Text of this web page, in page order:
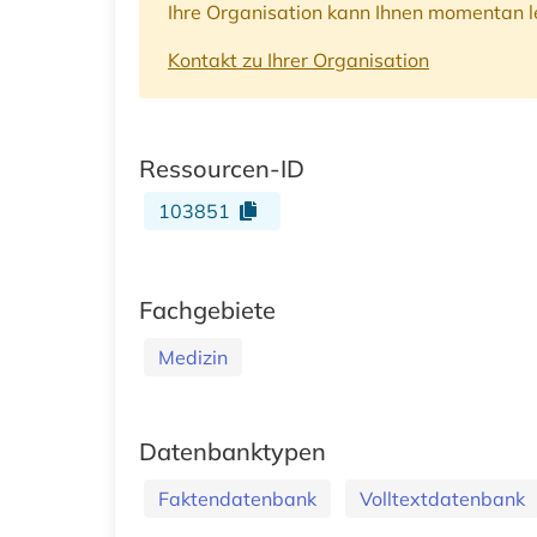
Ihre Organisation kann Ihnen
Kontakt zu Ihrer Organisation
Ressourcen-ID
103851
Fachgebiete
Medizin
Datenbanktypen
Faktendatenbank Volltextdatenbank